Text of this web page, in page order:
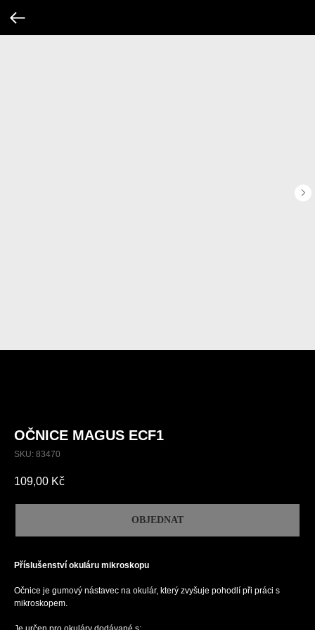
OČNICE MAGUS ECF1
SKU: 83470
109,00 Kč
OBJEDNAT
Příslušenství okuláru mikroskopu
Očnice je gumový nástavec na okulár, který zvyšuje pohodlí při práci s
mikroskopem.